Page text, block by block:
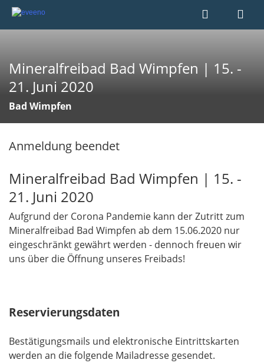
Mineralfreibad Bad Wimpfen | 15. -
21. Juni 2020
Bad Wimpfen
Anmeldung beendet
Mineralfreibad Bad Wimpfen | 15. -
21. Juni 2020​​​​​​​
Aufgrund der Corona Pandemie kann der Zutritt zum
Mineralfreibad Bad Wimpfen ab dem 15.06.2020 nur
eingeschränkt gewährt werden - dennoch freuen wir
uns über die Öffnung unseres Freibads!
Reservierungsdaten
Bestätigungsmails und elektronische Eintrittskarten
werden an die folgende Mailadresse gesendet.